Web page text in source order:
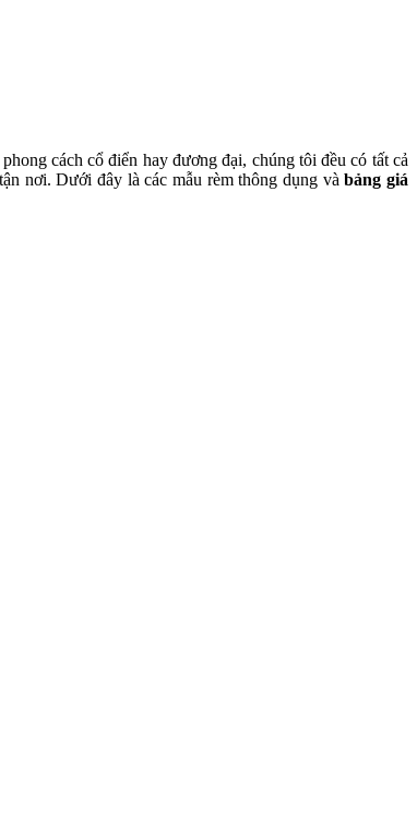
cách cổ điển hay đương đại, chúng tôi đều có tất cả
nơi. Dưới đây là các mẫu rèm thông dụng vàbảng giá